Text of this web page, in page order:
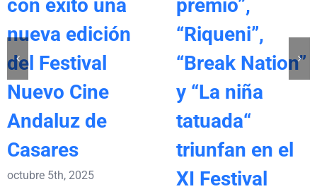
con éxito una
nueva edición
del Festival
Nuevo Cine
Andaluz de
Casares
octubre 5th, 2025
premio”,
“Riqueni”,
“Break Nation”
y “La niña
tatuada“
triunfan en el
XI Festival